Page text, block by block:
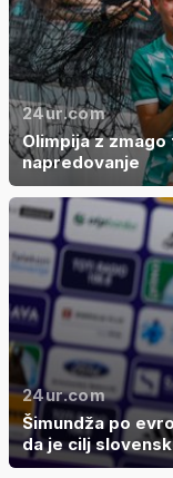
24ur.com
Olimpija z
napredovanje
24ur.com
Šimundža po
da je cilj